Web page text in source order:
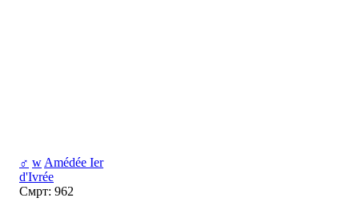
♂ w Amédée Ier
d'Ivrée
Смрт: 962